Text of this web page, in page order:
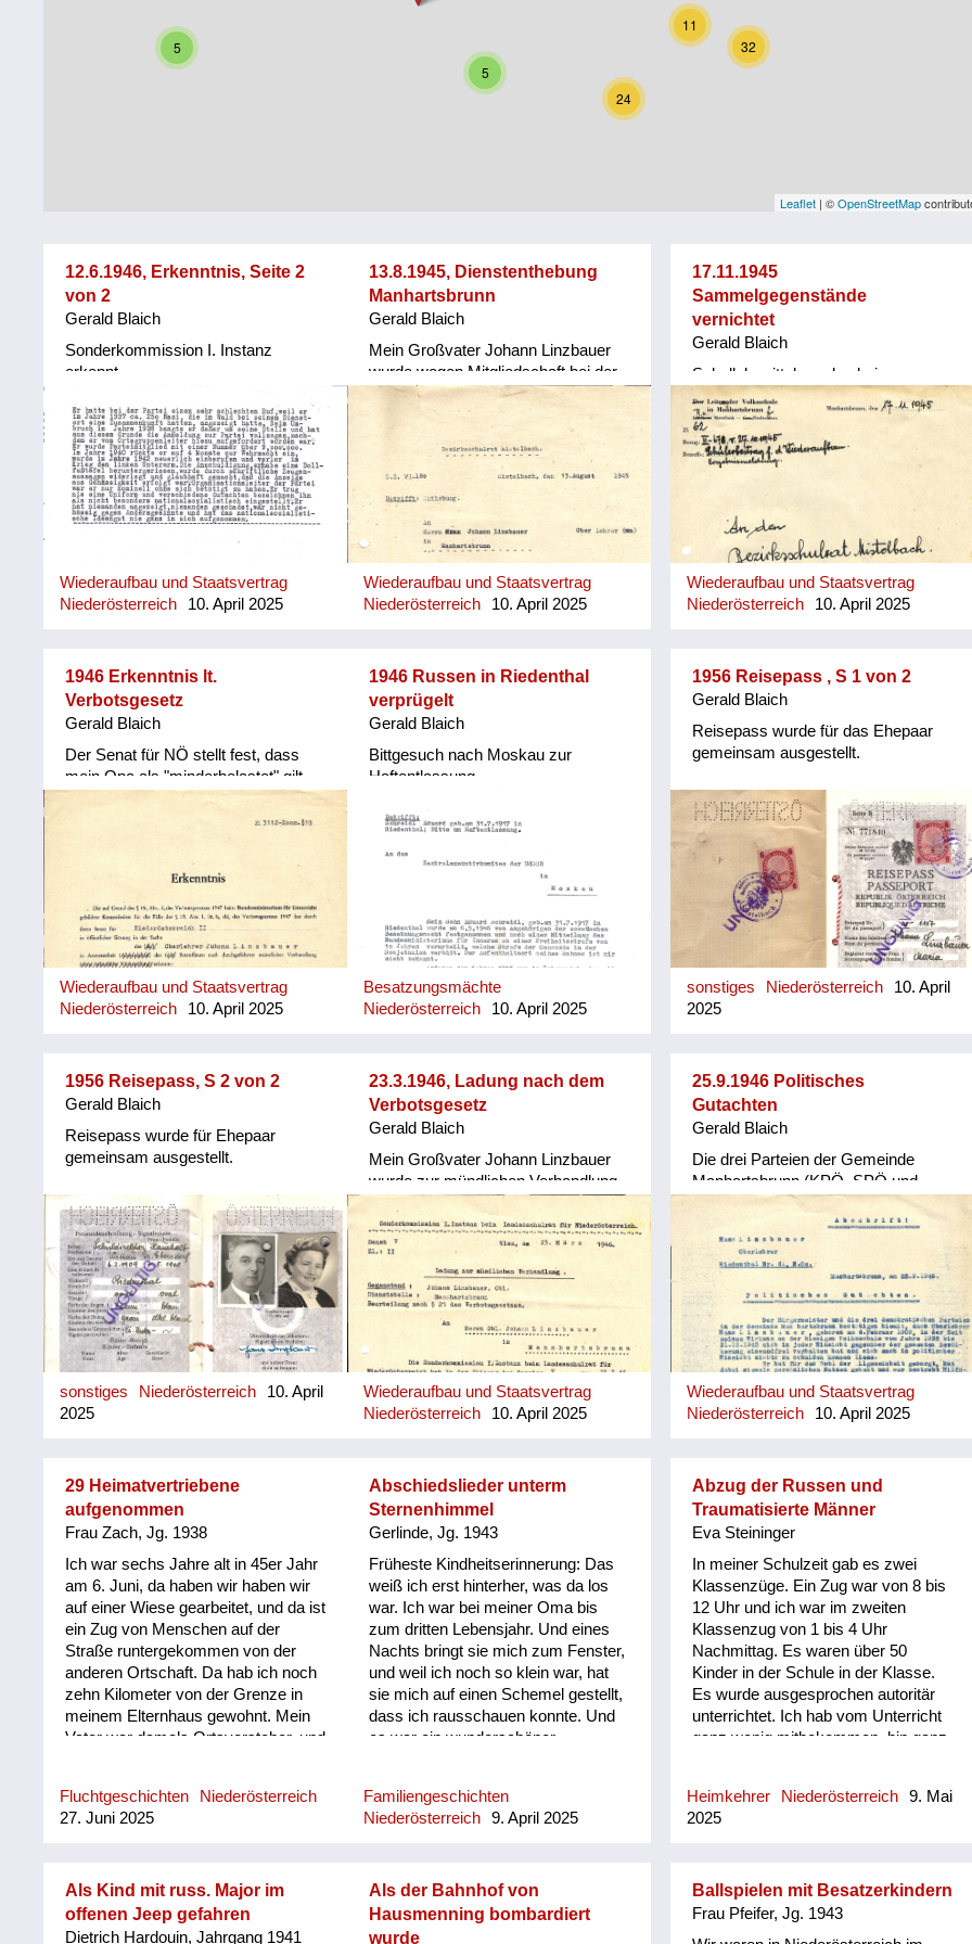
Steiermark
Tirol
Fluchtgeschichten
Staatsvertrag
5
24
5
32
11
Leaflet | ©OpenStreetMap
12.6.1946, Erkenntnis, Seite 2
von 2
Gerald Blaich
Sonderkommission I. Instanz
erkennt...
Wiederaufbau und Staatsvertrag
Niederösterreich
10. April 2025
13.8.1945, Dienstenthebung
Manhartsbrunn
Gerald Blaich
Mein Großvater Johann Linzbauer
wurde wegen Mitgliedschaft bei der
NSDAP seines Postens als
Oberlehrer in Manhartsbrunn im
Weinviertel enthoben. Nun folgen
mehrere Dokumente, welche den
amtlichen Verlauf bis zu seiner
Rehabilitierung nachvollziehen.
Wiederaufbau und Staatsvertrag
Niederösterreich
10. April 2025
17.11.1945
Sammelgegenstände
vernichtet
Gerald Blaich
Schullehrmittel wurden bei
Kampfhandlungen vernichtet
Wiederaufbau und Staatsvertrag
Niederösterreich
10. April 2025
1946 Erkenntnis lt.
Verbotsgesetz
Gerald Blaich
Der Senat für NÖ stellt fest, dass
mein Opa als "minderbelastet" gilt
Wiederaufbau und Staatsvertrag
Niederösterreich
10. April 2025
1946 Russen in Riedenthal
verprügelt
Gerald Blaich
Bittgesuch nach Moskau zur
Haftentlassung
Besatzungsmächte
Niederösterreich
10. April 2025
1956 Reisepass , S 1 von 2
Gerald Blaich
Reisepass wurde für das Ehepaar
gemeinsam ausgestellt.
sonstiges Niederösterreich
10. April
2025
1956 Reisepass, S 2 von 2
Gerald Blaich
Reisepass wurde für Ehepaar
gemeinsam ausgestellt.
sonstiges Niederösterreich
10. April
2025
23.3.1946, Ladung nach dem
Verbotsgesetz
Gerald Blaich
Mein Großvater Johann Linzbauer
wurde zur mündlichen Verhandlung
vor die Sonderkommission I. Instanz
beim Landeschulrat im Zuge der
Entnazifizierungsgesetze geladen.
Wiederaufbau und Staatsvertrag
Niederösterreich
10. April 2025
25.9.1946 Politisches
Gutachten
Gerald Blaich
Die drei Parteien der Gemeinde
Manhartsbrunn (KPÖ, SPÖ und
ÖVP) bestätigen Schuldlosigkeit
Wiederaufbau und Staatsvertrag
Niederösterreich
10. April 2025
29 Heimatvertriebene
aufgenommen
Frau Zach, Jg. 1938
Ich war sechs Jahre alt in 45er Jahr
am 6. Juni, da haben wir haben wir
auf einer Wiese gearbeitet, und da ist
ein Zug von Menschen auf der
Straße runtergekommen von der
anderen Ortschaft. Da hab ich noch
zehn Kilometer von der Grenze in
meinem Elternhaus gewohnt. Mein
Vater war damals Ortsvorsteher, und
gewohnt hat. Und da war dann 29
Flüchtlinge aufgenommen. Da war
mit neun Kindern. Und der ist
getragen worden auf so Brettern.
Den haben die die Tschechen so
Fluchtgeschichten
Niederösterreich
27. Juni 2025
Abschiedslieder unterm
Sternenhimmel
Gerlinde, Jg. 1943
Früheste Kindheitserinnerung: Das
weiß ich erst hinterher, was da los
war. Ich war bei meiner Oma bis
zum dritten Lebensjahr. Und eines
Nachts bringt sie mich zum Fenster,
und weil ich noch so klein war, hat
sie mich auf einen Schemel gestellt,
dass ich rausschauen konnte. Und
es war ein wunderschöner,
Lieder wurden gesungen, ich war
gebannt. Und dann habe ich
auch gefallen. Meine Oma hat nichts
gesagt, aber ich hab gespürt... (...).
Und hinterher habe ich erfahren,
Familiengeschichten
Niederösterreich
9. April 2025
Abzug der Russen und
Traumatisierte Männer
Eva Steininger
In meiner Schulzeit gab es zwei
Klassenzüge. Ein Zug war von 8 bis
12 Uhr und ich war im zweiten
Klassenzug von 1 bis 4 Uhr
Nachmittag. Es waren über 50
Kinder in der Schule in der Klasse.
Es wurde ausgesprochen autoritär
unterrichtet. Ich hab vom Unterricht
ganz wenig mitbekommen, bin ganz
Russen abgezogen. Das war wie ein
Volksfest in Zwettl. Die Blasmusik ist
gewunken und sind Freundschaften
entstanden zu den Einheimischen.
Heimkehrer Niederösterreich
9. Mai
2025
Als Kind mit russ. Major im
offenen Jeep gefahren
Dietrich Hardouin, Jahrgang 1941
Als der Bahnhof von
Hausmenning bombardiert
wurde
Ballspielen mit Besatzerkindern
Frau Pfeifer, Jg. 1943